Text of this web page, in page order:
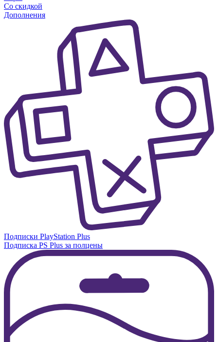
Со скидкой
Дополнения
Подписки PlayStation Plus
Подписка PS Plus за полцены